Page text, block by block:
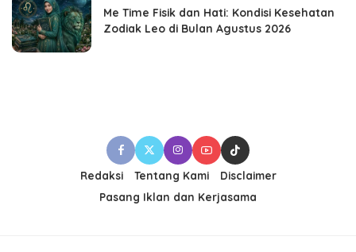
Me Time Fisik dan Hati: Kondisi Kesehatan
Zodiak Leo di Bulan Agustus 2026
Redaksi Tentang Kami
Disclaimer
Pasang Iklan dan Kerjasama